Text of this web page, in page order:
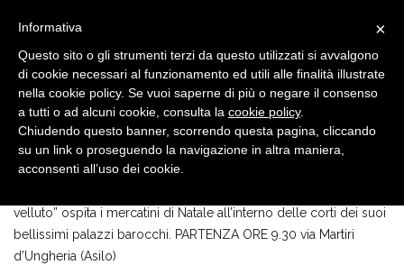
7 NOV, 2024
Mercatini di Natale
velluto” ospita i mercatini di Natale all’interno delle corti dei suoi
bellissimi palazzi barocchi. PARTENZA ORE 9.30 via Martiri
d’Ungheria (Asilo)
×
Informativa
Questo sito o gli strumenti terzi da questo utilizzati si avvalgono
di cookie necessari al funzionamento ed utili alle finalità illustrate
nella cookie policy. Se vuoi saperne di più o negare il consenso
a tutti o ad alcuni cookie, consulta la cookie policy.
Chiudendo questo banner, scorrendo questa pagina, cliccando
su un link o proseguendo la navigazione in altra maniera,
acconsenti all’uso dei cookie.